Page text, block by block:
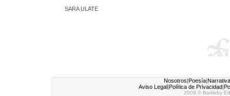
SARA ULATE
Nosotros|Poesía|Narrativa
Aviso Legal|Política de Privacidad|
2008 © Bartleby